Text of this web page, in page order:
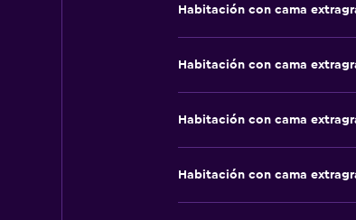
Habitación con cama
Habitación con cama
Habitación con cama
Habitación con cama